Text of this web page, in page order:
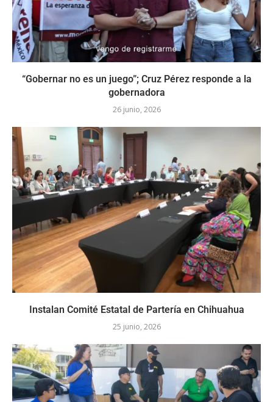
“Gobernar no es un juego”; Cruz Pérez responde a la
gobernadora
26 junio, 2026
Instalan Comité Estatal de Partería en Chihuahua
25 junio, 2026